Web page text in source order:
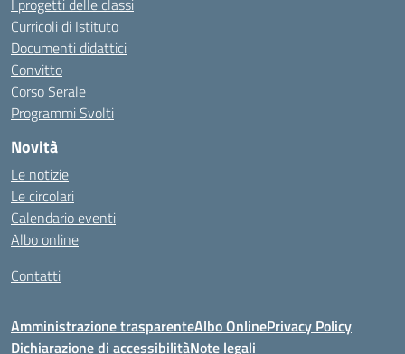
I progetti delle classi
Curricoli di Istituto
Documenti didattici
Convitto
Corso Serale
Programmi Svolti
Novità
Le notizie
Le circolari
Calendario eventi
Albo online
Contatti
Amministrazione trasparenteAlbo OnlinePrivacy Policy
Dichiarazione di accessibilitàNote legali